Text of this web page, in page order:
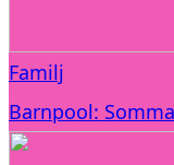
Familj
Barnpool: